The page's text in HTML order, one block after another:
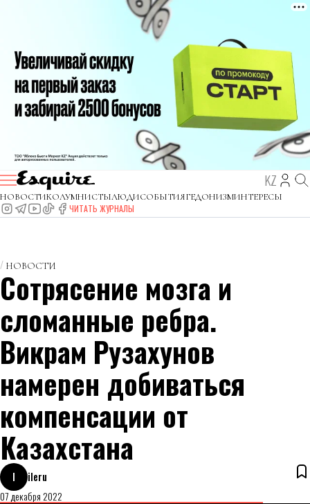
KZ
НОВОСТИКОЛУМНИСТЫЛЮДИСОБЫТИЯГЕДОНИЗМИНТЕРЕСЫ
ЧИТАТЬ ЖУРНАЛЫ
НОВОСТИ
Сотрясение мозга и
сломанные ребра.
Викрам Рузахунов
намерен добиваться
компенсации от
Казахстана
I
ileru
07 декабря 2022